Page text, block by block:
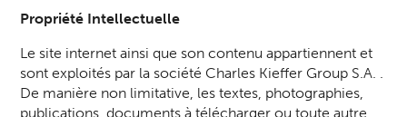
Propriété Intellectuelle
Le site internet ainsi que son contenu appartiennent et
sont exploités par la société Charles Kieffer Group S.A. .
De manière non limitative, les textes, photographies,
publications, documents à télécharger ou toute autre